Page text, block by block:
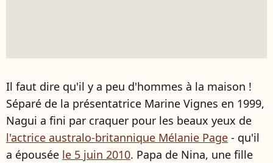
Il faut dire qu'il y a peu d'hommes à la maison !
Séparé de la présentatrice Marine Vignes en 1999,
Nagui a fini par craquer pour les beaux yeux de
l'actrice australo-britannique Mélanie Page - qu'il
a épousée le 5 juin 2010. Papa de Nina, une fille